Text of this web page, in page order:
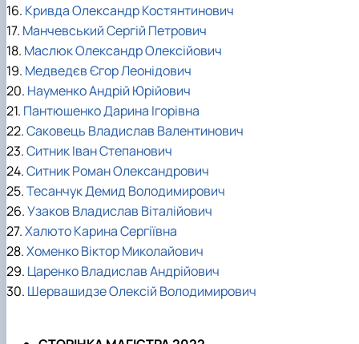
16. Кривда Олександр Костянтинович
17. Манчевський Сергій Петрович
18. Маслюк Олександр Олексійович
19. Медведєв Єгор Леонідович
20. Науменко Андрій Юрійович
21. Пантюшенко Дарина Ігорівна
22.Саковець Владислав Валентинович
23.Ситник Іван Степанович
24.Ситник Роман Олександрович
25.Тесанчук Демид Володимирович
26.Узаков Владислав Віталійович
27.Халюто Карина Сергіївна
28.Хоменко Віктор Миколайович
29. Царенко Владислав Андрійович
30. Шервашидзе Олексій Володимирович